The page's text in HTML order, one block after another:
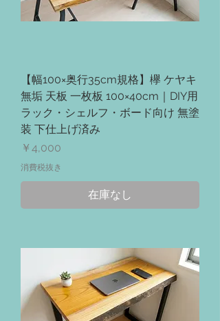
【幅100×奥行35cm規格】欅 ケヤキ
無垢 天板 一枚板 100×40cm｜DIY用
ラック・シェルフ・ボード向け 無塗
装 下仕上げ済み
価格
￥4,000
消費税抜き
在庫なし